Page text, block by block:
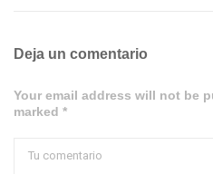
Deja un comentario
Your email address will not be
marked *